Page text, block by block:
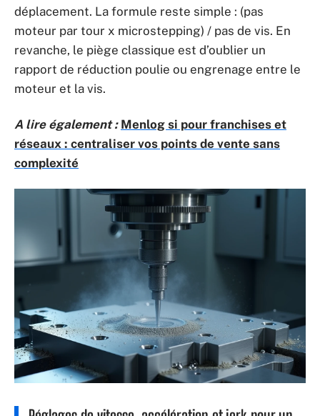
déplacement. La formule reste simple : (pas
moteur par tour x microstepping) / pas de vis. En
revanche, le piège classique est d’oublier un
rapport de réduction poulie ou engrenage entre le
moteur et la vis.
A lire également : Menlog si pour franchises et
réseaux : centraliser vos points de vente sans
complexité